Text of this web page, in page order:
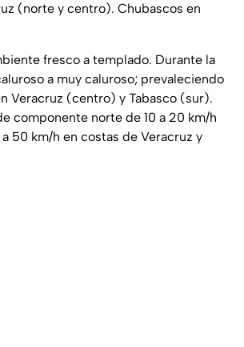
(norte y centro). Chubascos en
fresco a templado. Durante la
a muy caluroso; prevaleciendo
Veracruz (centro) y Tabasco (sur).
componente norte de 10 a 20 km/h
50 km/h en costas de Veracruz y